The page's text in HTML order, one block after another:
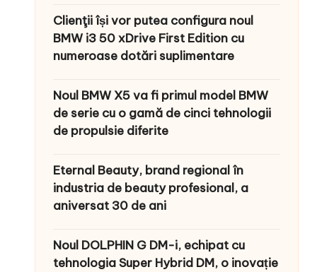
Clienţii își vor putea configura noul
BMW i3 50 xDrive First Edition cu
numeroase dotări suplimentare
Noul BMW X5 va fi primul model BMW
de serie cu o gamă de cinci tehnologii
de propulsie diferite
Eternal Beauty, brand regional în
industria de beauty profesional, a
aniversat 30 de ani
Noul DOLPHIN G DM-i, echipat cu
tehnologia Super Hybrid DM, o inovație